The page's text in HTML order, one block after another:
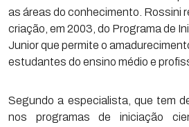
as áreas do conhecimento. Rossini
criação, em 2003, do Programa de
Junior que permite o
estudantes do ensino médio e
Segundo a especialista, que tem
nos programas de iniciação